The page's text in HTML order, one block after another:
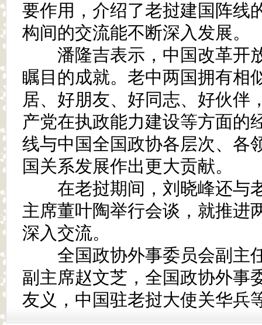
要作用，介绍了老挝建国阵线
构间的交流能不断深入发展。
潘隆吉表示，中国改革开
瞩目的成就。老中两国拥有相
居、好朋友、好同志、好伙伴
产党在执政能力建设等方面的
线与中国全国政协各层次、各
国关系发展作出更大贡献。
在老挝期间，刘晓峰还与
主席董叶陶举行会谈，就推进
深入交流。
全国政协外事委员会副主
副主席赵文芝，全国政协外事
友义，中国驻老挝大使关华兵